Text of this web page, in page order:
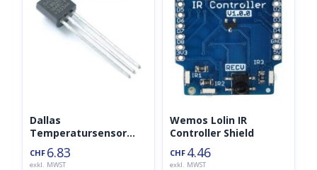
Dallas
Temperatursensor
DS18B20-PAR
CHF 6.83
exkl. MWST
Wemos Lolin IR
Controller Shield
CHF 4.46
exkl. MWST